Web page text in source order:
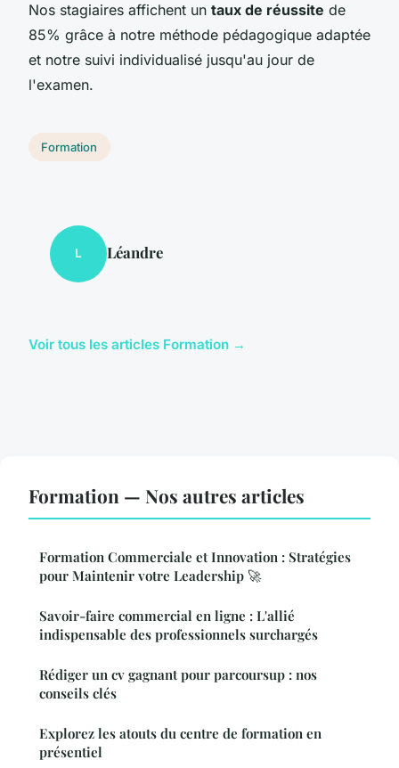
Nos stagiaires affichent un taux de réussite de
85% grâce à notre méthode pédagogique adaptée
et notre suivi individualisé jusqu'au jour de
l'examen.
Formation
L Léandre
Voir tous les articles Formation →
Formation — Nos autres articles
Formation Commerciale et Innovation : Stratégies
pour Maintenir votre Leadership 🚀
Savoir-faire commercial en ligne : L'allié
indispensable des professionnels surchargés
Rédiger un cv gagnant pour parcoursup : nos
conseils clés
Explorez les atouts du centre de formation en
présentiel